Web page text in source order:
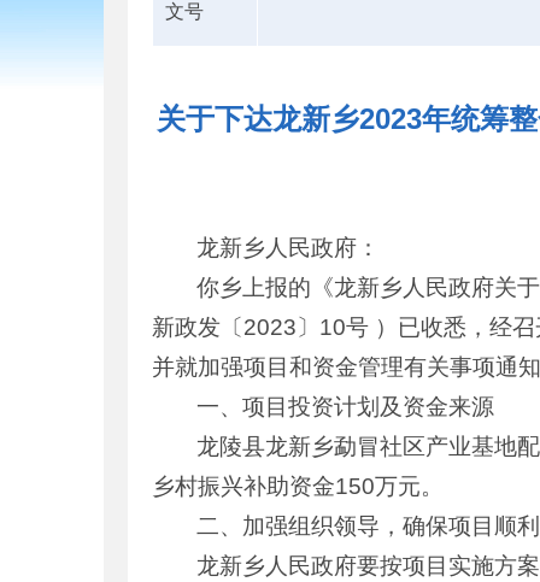
文号
关于下达龙新乡2023年统筹
龙新乡人民政府：
你乡上报的《龙新乡人民政府关
新政发〔2023〕10号 ）已收悉，经
并就加强项目和资金管理有关事项通
一、项目投资计划及资金来源
龙陵县龙新乡勐冒社区产业基地
乡村振兴补助资金150万元。
二、加强组织领导，确保项目顺
龙新乡人民政府要按项目实施方